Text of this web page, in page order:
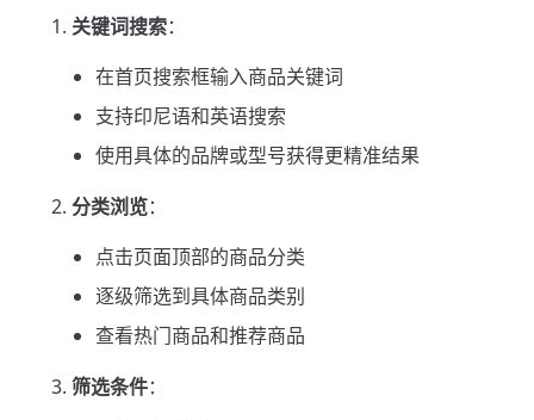
关键词搜索：
在首页搜索框输入商品关键词
支持印尼语和英语搜索
使用具体的品牌或型号获得更精准结果
分类浏览：
点击页面顶部的商品分类
逐级筛选到具体商品类别
查看热门商品和推荐商品
筛选条件：